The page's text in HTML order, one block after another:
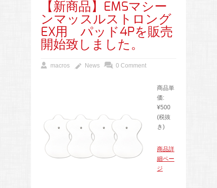
【新商品】EMSマシー
ンマッスルストロング
EX用 パッド4Pを販売
開始致しました。
macros News 0 Comment
商品単
価:
¥500
(税抜
き)
商品詳
細ペー
ジ